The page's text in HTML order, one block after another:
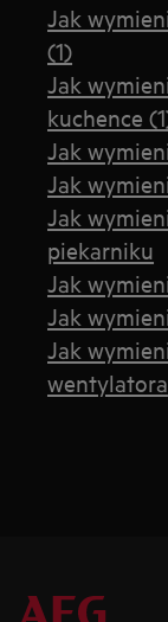
Jak
(1)
Jak
kuchence
Jak
Jak
Jak
piekarniku
Jak
Jak
Jak
wentylatora